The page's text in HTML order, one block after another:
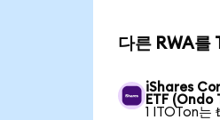
다른 RWA를
iShares
ETF (Ondo
1 ITOTon는